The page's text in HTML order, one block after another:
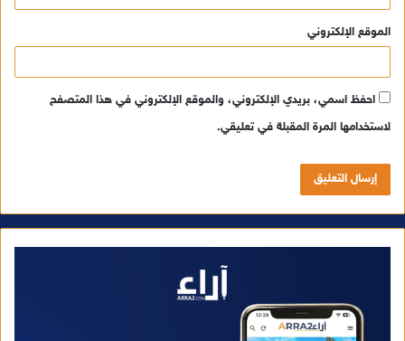
الموقع الإلكتروني
احفظ اسمي، بريدي الإلكتروني، والموقع الإلكتروني في هذا المتصفح
لاستخدامها المرة المقبلة في تعليقي.